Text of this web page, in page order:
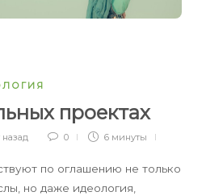
проектах
назад 0
6 минуты
по оглашению не только
но даже идеология,